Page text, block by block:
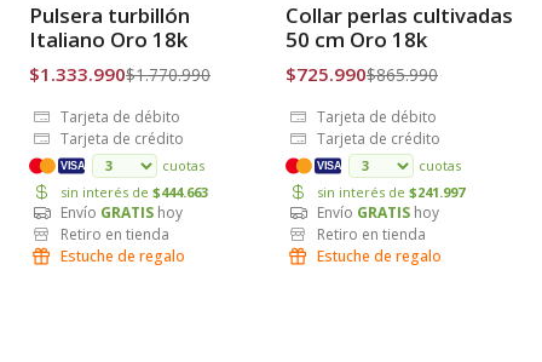
Envío Gratis
Pulsera turbillón
Italiano Oro 18k
$1.333.990$1.770.990
Tarjeta de débito
Tarjeta de crédito
VISA
cuotas
sin interés de $444.663
Envío GRATIS hoy
Retiro en tienda
Estuche de regalo
Envío Gratis
Collar perlas cultivadas
50 cm Oro 18k
$725.990$865.990
Tarjeta de débito
Tarjeta de crédito
VISA
cuotas
sin interés de $241.997
Envío GRATIS hoy
Retiro en tienda
Estuche de regalo